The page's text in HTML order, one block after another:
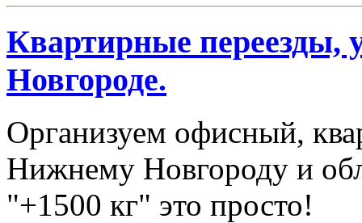
Квартирные переезды,
Новгороде.
Организуем офисный,
Нижнему Новгороду и
"+1500 кг" это просто!